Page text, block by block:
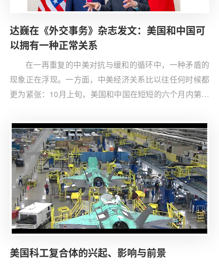
达巍在《外交事务》杂志发文：美国和中国可
以拥有一种正常关系
在一再重复的中美对抗与缓和的循环中，一种矛盾的
现象正在浮现。一方面，中美经济关系比以往任何时候都
更为紧张：10月上旬，美国和中国在短短的六个月内第二
将自对方进口商品的关税提升至前所未有的水平。
美国科工复合体的兴起、影响与前景